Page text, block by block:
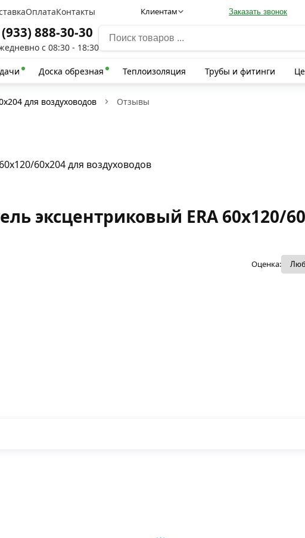
ОплатаКонтакты Клиентам Заказать звонок
888-30-30
с 08:30 - 18:30
Доска обрезная Теплоизоляция Трубы и фитинги
для воздуховодов Отзывы
60х204 для воздуховодов
эксцентриковый ERA 60х120/
Оценка: